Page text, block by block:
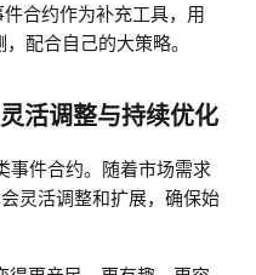
件合约作为补充工具，用
配合自己的大策略。
活调整与持续优化
事件合约。随着市场需求
灵活调整和扩展，确保始